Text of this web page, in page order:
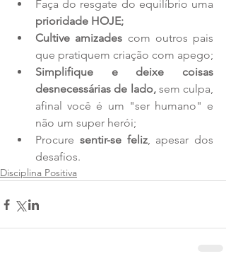
prioridade HOJE;
Cultive amizades com outros pais
Simplifique e deixe coisas
desnecessárias de lado, sem culpa,
afinal você é um "ser humano" e
não um super herói;
Procure sentir-se feliz, apesar dos
desafios.
Disciplina Positiva